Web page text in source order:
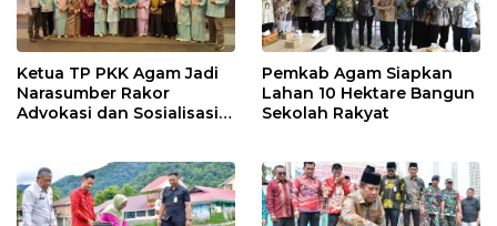
Ketua TP PKK Agam Jadi
Narasumber Rakor
Advokasi dan Sosialisasi
Pemkab Agam Siapkan
Lahan 10 Hektare Bangun
Sekolah Rakyat